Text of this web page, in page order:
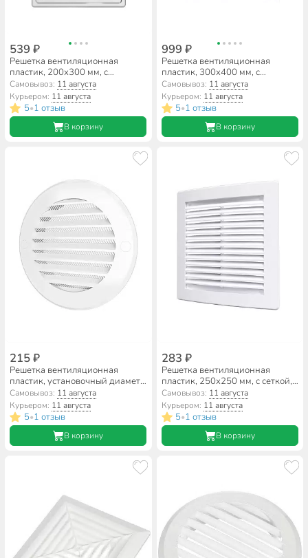
539 ₽
Решетка вентиляционная
пластик, 200х300 мм, с
дверцей, белая, ERA, 2030ДФ
Самовывоз: 11 августа
Курьером: 11 августа
5•1 отзыв
В корзину
999 ₽
Решетка вентиляционная
пластик, 300х400 мм, с
дверцей, ERA, 3040ДФ
Самовывоз: 11 августа
Курьером: 11 августа
5•1 отзыв
В корзину
215 ₽
Решетка вентиляционная
пластик, установочный диаметр
125 мм, с сеткой, ERA, 12РКС
Самовывоз: 11 августа
Курьером: 11 августа
5•1 отзыв
В корзину
283 ₽
Решетка вентиляционная
пластик, 250х250 мм, с сеткой,
белая, ERA, 2525РЦ
Самовывоз: 11 августа
Курьером: 11 августа
5•1 отзыв
В корзину